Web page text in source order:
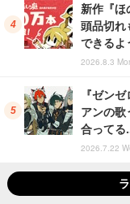
新作『ほ
頭品切れ
できるよ
2026.8.3
『ゼン
アンの
合ってる
2026.7.22